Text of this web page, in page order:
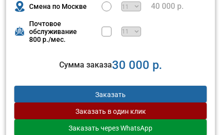
Смена по Москве 40 000 р.
Почтовое
обслуживание
800 р./мес.
Сумма заказа30 000 р.
Заказать
Заказать в один клик
Заказать через WhatsApp